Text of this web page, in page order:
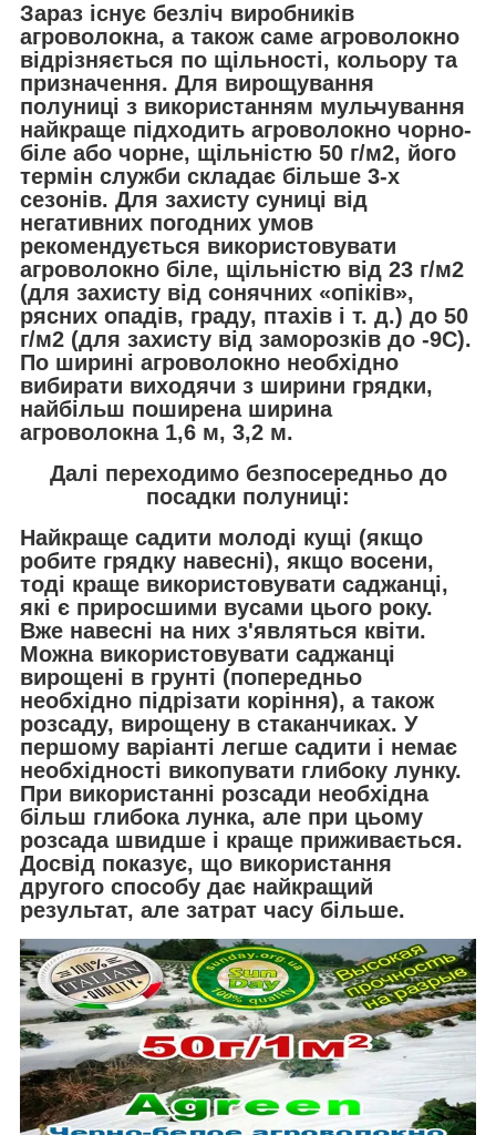
Зараз існує безліч виробників
агроволокна, а також саме агроволокно
відрізняється по щільності, кольору та
призначення. Для вирощування
полуниці з використанням мульчування
найкраще підходить агроволокно чорно-
біле або чорне, щільністю 50 г/м2, його
термін служби складає більше 3-х
сезонів. Для захисту суниці від
негативних погодних умов
рекомендується використовувати
агроволокно біле, щільністю від 23 г/м2
(для захисту від сонячних «опіків»,
рясних опадів, граду, птахів і т. д.) до 50
г/м2 (для захисту від заморозків до -9С).
По ширині агроволокно необхідно
вибирати виходячи з ширини грядки,
найбільш поширена ширина
агроволокна 1,6 м, 3,2 м.
Далі переходимо безпосередньо до
посадки полуниці:
Найкраще садити молоді кущі (якщо
робите грядку навесні), якщо восени,
тоді краще використовувати саджанці,
які є приросшими вусами цього року.
Вже навесні на них з'являться квіти.
Можна використовувати саджанці
вирощені в грунті (попередньо
необхідно підрізати коріння), а також
розсаду, вирощену в стаканчиках. У
першому варіанті легше садити і немає
необхідності викопувати глибоку лунку.
При використанні розсади необхідна
більш глибока лунка, але при цьому
розсада швидше і краще приживається.
Досвід показує, що використання
другого способу дає найкращий
результат, але затрат часу більше.